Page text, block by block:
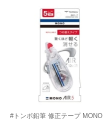
#トンボ鉛筆 修正テープ MONO